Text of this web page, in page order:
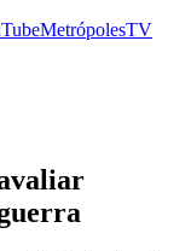
MetrópolesTV